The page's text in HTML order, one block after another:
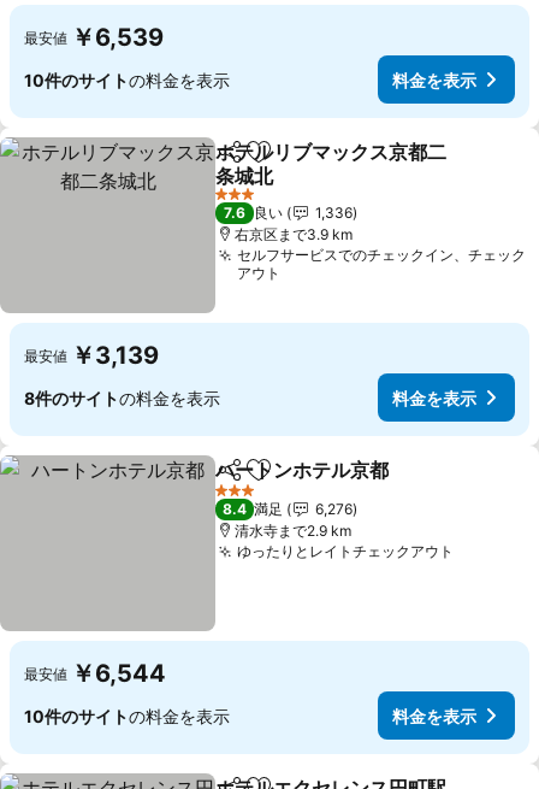
最安値 ￥6,539
10件のサイトの料金を表示 料金を表示
シェアお気に入りに追加
ホテルリブマックス京都二
条城北
料金を表示
3 ホテルのランク
7.6 良い
1,336
右京区まで3.9 km
セルフサービスでのチェックイン、チェック
アウト
最安値 ￥3,139
8件のサイトの料金を表示 料金を表示
シェアお気に入りに追加
ハートンホテル京都
3 ホテルのランク
8.4 満足
6,276
清水寺まで2.9 km
ゆったりとレイトチェックアウト
最安値 ￥6,544
10件のサイトの料金を表示 料金を表示